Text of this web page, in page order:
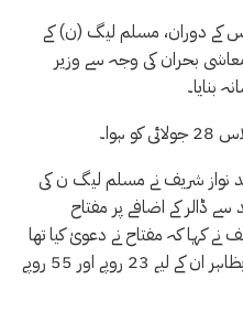
کے دوران، مسلم لیگ (ن) کے
بحران کی وجہ سے وزیر
بنایا۔
نواز شریف نے مسلم لیگ ن کی
ڈالر کے اضافے پر مفتاح
نے کہا کہ مفتاح نے دعویٰ کیا تھا
کہ ڈالر صرف 23 روپے بڑھے گا لیکن بظاہر ان کے لیے 23 روپے اور 55 روپے